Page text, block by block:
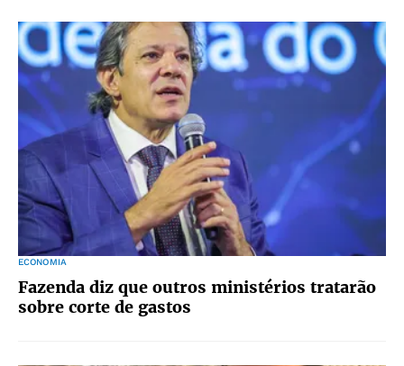
ECONOMIA
Fazenda diz que outros ministérios tratarão
sobre corte de gastos